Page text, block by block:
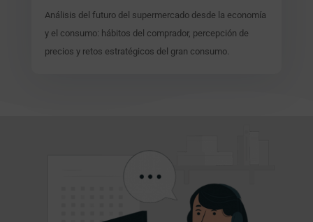
Análisis del futuro del supermercado desde la economía
y el consumo: hábitos del comprador, percepción de
precios y retos estratégicos del gran consumo.